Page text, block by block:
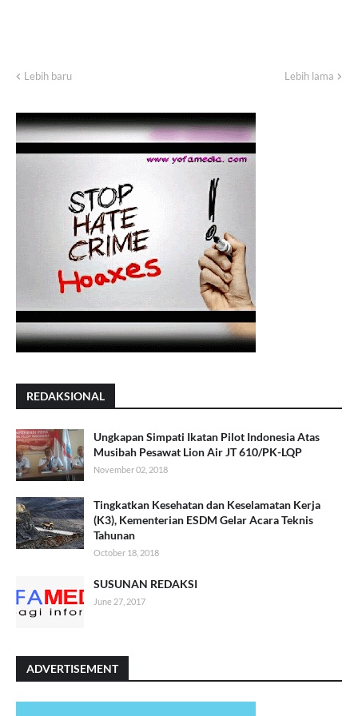
Lebih baru Lebih lama
REDAKSIONAL
Ungkapan Simpati Ikatan Pilot Indonesia Atas
Musibah Pesawat Lion Air JT 610/PK-LQP
November 02, 2018
Tingkatkan Kesehatan dan Keselamatan Kerja
(K3), Kementerian ESDM Gelar Acara Teknis
Tahunan
October 18, 2018
SUSUNAN REDAKSI
June 27, 2017
ADVERTISEMENT